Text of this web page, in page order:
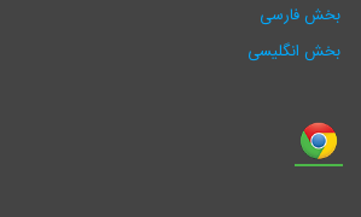
بخش فارسی
بخش انگلیسی